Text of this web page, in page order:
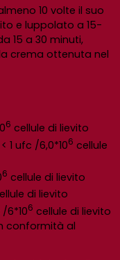
10 volte il suo
e luppolato a 15-
15 a 30 minuti,
crema ottenuta nel
6 cellule di lievito
1 ufc /6,0*106 cellule
6 cellule di lievito
di lievito
6*106 cellule di lievito
conformità al